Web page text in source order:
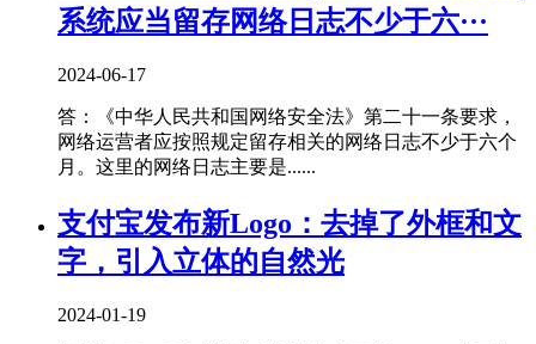
系统应当留存网络日志不少于六···
2024-06-17
答：《中华人民共和国网络安全法》第二十一条要求，
网络运营者应按照规定留存相关的网络日志不少于六个
月。这里的网络日志主要是......
支付宝发布新Logo：去掉了外框和文
字，引入立体的自然光
2024-01-19